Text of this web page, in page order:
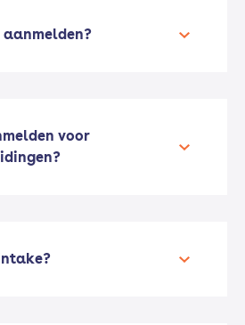
aanmelden?
voor